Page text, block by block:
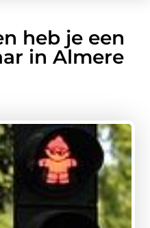
heb je een
in Almere